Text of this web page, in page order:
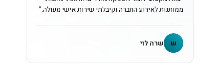
ממותגות לאירוע החברה וקיבלתי שירות אישי מעולה.”
ש שרה לוי